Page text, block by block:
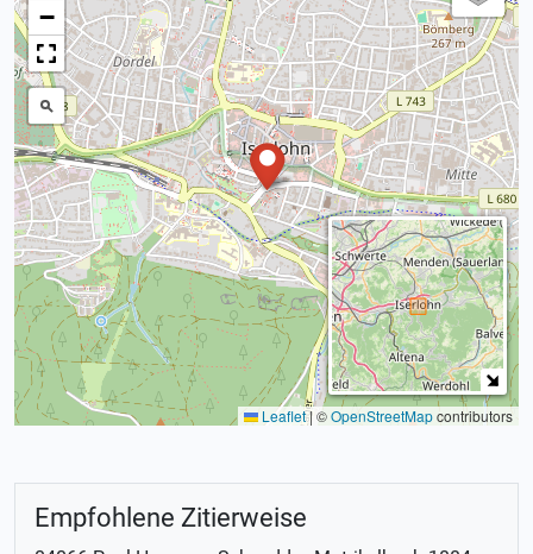
−
Leaflet|©OpenStreetMapcontributors
Empfohlene Zitierweise